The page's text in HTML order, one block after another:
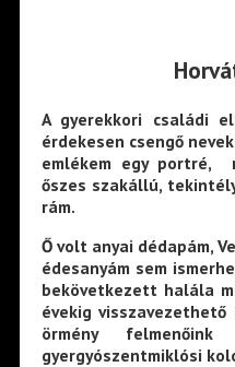
A gyerekkori családi
érdekesen csengő
emlékem egy portré,
őszes szakállú,
rám.
Ő volt anyai dédapám,
édesanyám sem
bekövetkezett halála
évekig
örmény
gyergyószentmiklósi